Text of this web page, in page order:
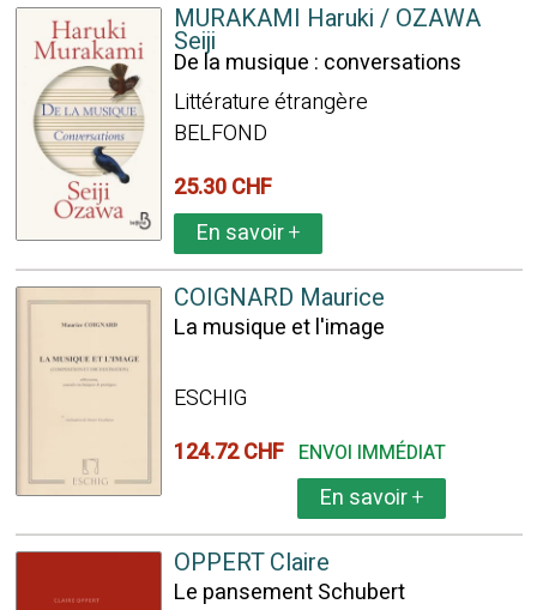
MURAKAMI Haruki / OZAWA
Seiji
De la musique : conversations
Littérature étrangère
BELFOND
25.30 CHF
En savoir+
COIGNARD Maurice
La musique et l'image
ESCHIG
124.72 CHF ENVOI IMMÉDIAT
En savoir+
OPPERT Claire
Le pansement Schubert